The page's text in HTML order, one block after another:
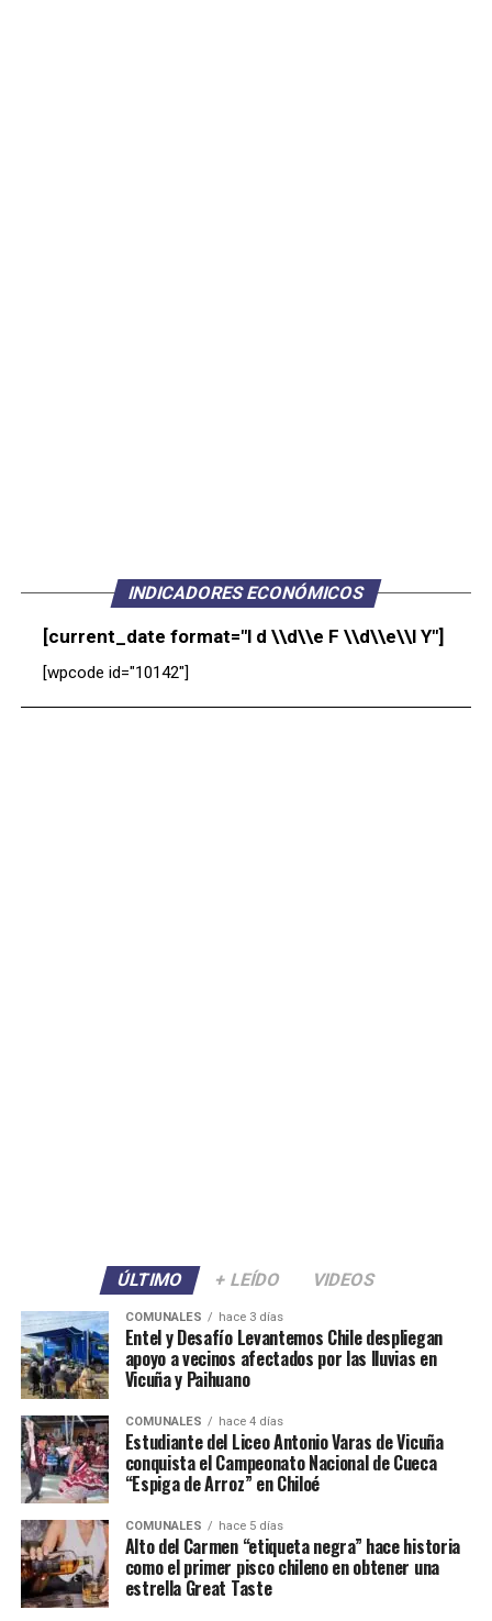
INDICADORES ECONÓMICOS
[current_date format="l d \\d\\e F \\d\\e\\l Y"]
[wpcode id="10142"]
ÚLTIMO + LEÍDO VIDEOS
COMUNALES hace 3 días
Entel y Desafío Levantemos Chile despliegan
apoyo a vecinos afectados por las lluvias en
Vicuña y Paihuano
COMUNALES hace 4 días
Estudiante del Liceo Antonio Varas de Vicuña
conquista el Campeonato Nacional de Cueca
“Espiga de Arroz” en Chiloé
COMUNALES hace 5 días
Alto del Carmen “etiqueta negra” hace historia
como el primer pisco chileno en obtener una
estrella Great Taste